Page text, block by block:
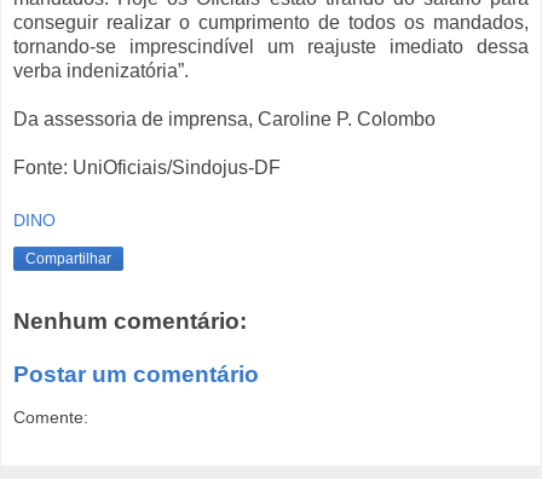
conseguir realizar o cumprimento de todos os mandados,
tornando-se imprescindível um reajuste imediato dessa
verba indenizatória”.
Da assessoria de imprensa, Caroline P. Colombo
Fonte: UniOficiais/Sindojus-DF
DINO
Compartilhar
Nenhum comentário:
Postar um comentário
Comente: